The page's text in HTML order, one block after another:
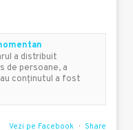
a distribuit
de persoane, a
conţinutul a fost
Vezi pe Facebook Share